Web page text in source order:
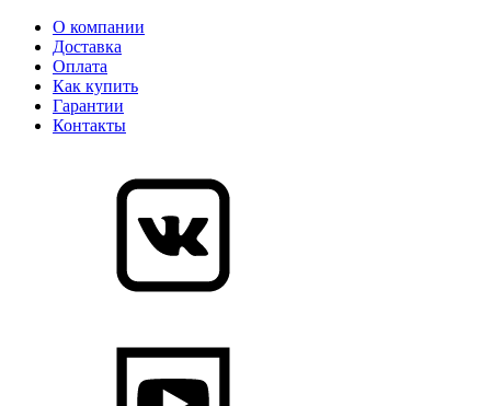
О компании
Доставка
Оплата
Как купить
Гарантии
Контакты